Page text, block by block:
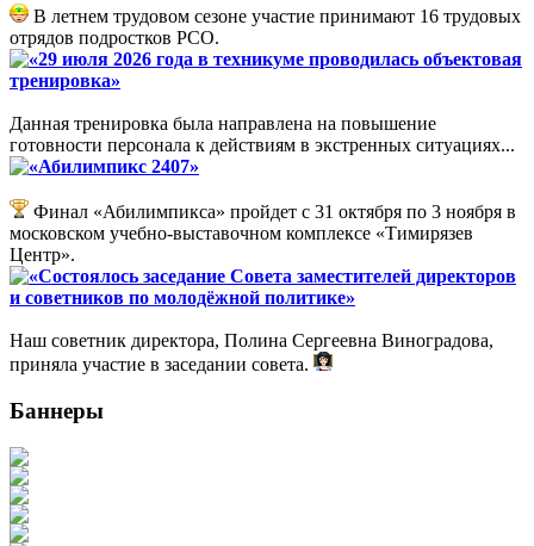
В летнем трудовом сезоне участие принимают 16 трудовых
отрядов подростков РСО.
«29 июля 2026 года в техникуме проводилась объектовая
тренировка»
Данная тренировка была направлена на повышение
готовности персонала к действиям в экстренных ситуациях...
«Абилимпикс 2407»
Финал «Абилимпикса» пройдет с 31 октября по 3 ноября в
московском учебно-выставочном комплексе «Тимирязев
Центр».
«Состоялось заседание Совета заместителей директоров
и советников по молодёжной политике»
Наш советник директора, Полина Сергеевна Виноградова,
приняла участие в заседании совета.
Баннеры